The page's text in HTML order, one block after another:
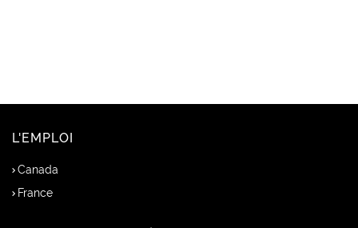
L'EMPLOI
Canada
France